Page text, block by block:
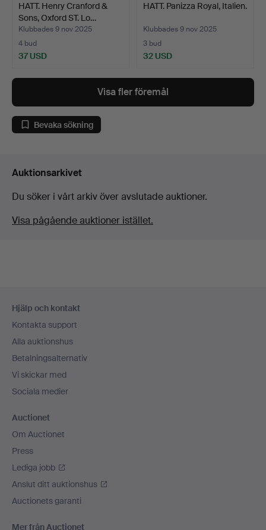
HATT. Henry Cranford &
Sons, Oxford ST. Lo…
Klubbades 9 nov 2025
4 bud
37 USD
HATT. Panizza Royal, Italien.
Klubbades 9 nov 2025
3 bud
32 USD
Visa fler föremål
Bevaka sökning
Auktionsarkivet
Du söker i vårt arkiv över avslutade auktioner.
Visa pågående auktioner istället.
Hjälp och kontakt
Kontakta support
Alla auktionshus
Betalningsalternativ
Vi skickar med
Sociala medier
Auctionet
Om Auctionet
Press
Lediga jobb
Anslut ditt auktionshus
Auctionets garanti
Mer från Auctionet